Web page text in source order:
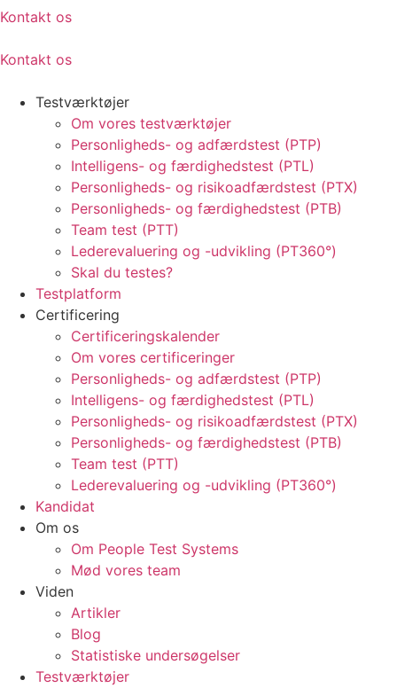
Kontakt os
Kontakt os
Testværktøjer
Om vores testværktøjer
Personligheds- og adfærdstest (PTP)
Intelligens- og færdighedstest (PTL)
Personligheds- og risikoadfærdstest (PTX)
Personligheds- og færdighedstest (PTB)
Team test (PTT)
Lederevaluering og -udvikling (PT360°)
Skal du testes?
Testplatform
Certificering
Certificeringskalender
Om vores certificeringer
Personligheds- og adfærdstest (PTP)
Intelligens- og færdighedstest (PTL)
Personligheds- og risikoadfærdstest (PTX)
Personligheds- og færdighedstest (PTB)
Team test (PTT)
Lederevaluering og -udvikling (PT360°)
Kandidat
Om os
Om People Test Systems
Mød vores team
Viden
Artikler
Blog
Statistiske undersøgelser
Testværktøjer